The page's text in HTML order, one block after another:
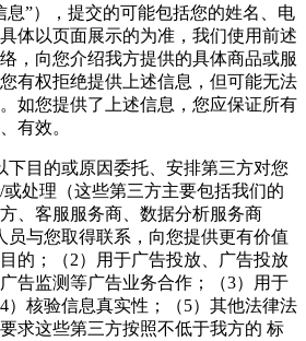
息”），提交的可能包括您的姓名、电
体以页面展示的为准，我们使用前述
，向您介绍我方提供的具体商品或服
有权拒绝提供上述信息，但可能无法
如您提供了上述信息，您应保证所有
有效。
下目的或原因委托、安排第三方对您
处理（这些第三方主要包括我们的
、客服服务商、数据分析服务商
员与您取得联系，向您提供更有价值
的；（2）用于广告投放、广告投放
告监测等广告业务合作；（3）用于
）核验信息真实性；（5）其他法律法
求这些第三方按照不低于我方的 标